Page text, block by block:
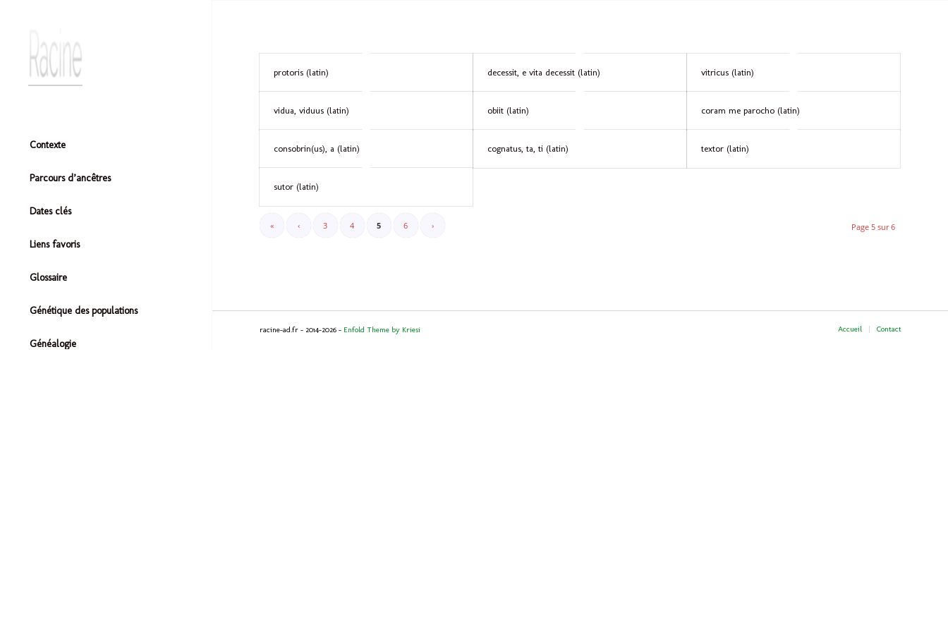
Contexte
Parcours d’ancêtres
Dates clés
Liens favoris
Glossaire
Génétique des populations
Généalogie
protoris (latin) decessit, e vita decessit (latin) vitricus (latin)
vidua, viduus (latin) obiit (latin) coram me parocho (latin)
consobrin(us), a (latin) cognatus, ta, ti (latin) textor (latin)
sutor (latin)
Page 5 sur 6
« ‹ 3 4 5 6 ›
racine-ad.fr - 2014-2026 - Enfold Theme by Kriesi Accueil Contact